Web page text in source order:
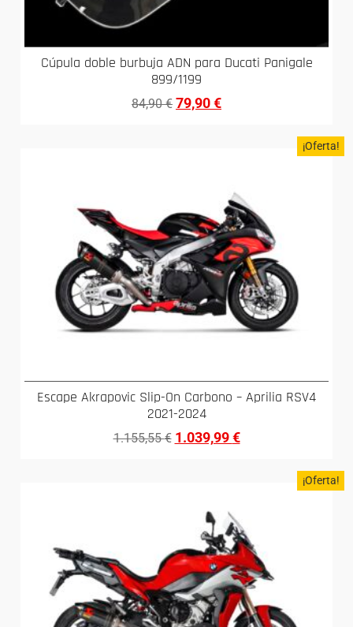
Cúpula doble burbuja ADN para Ducati Panigale
899/1199
84,90€ 79,90€
¡Oferta!
Escape Akrapovic Slip-On Carbono – Aprilia RSV4
2021-2024
1.155,55€ 1.039,99€
¡Oferta!